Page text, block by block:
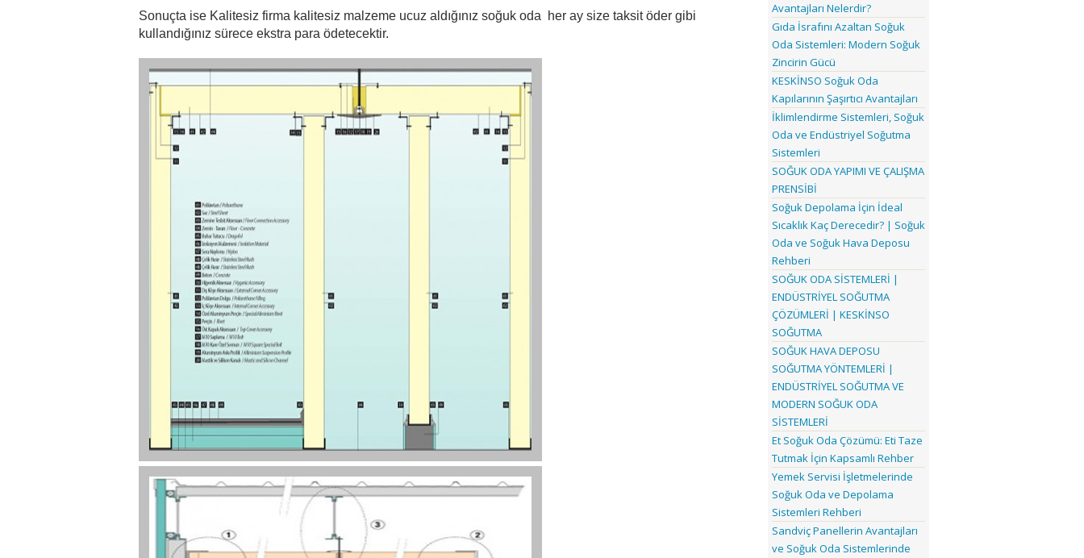
Sonuçta ise Kalitesiz firma kalitesiz malzeme ucuz aldığınız soğuk oda  her ay size taksit öder gibi
kullandığınız sürece ekstra para ödetecektir.
Avantajları Nelerdir?
Gıda İsrafını Azaltan Soğuk
Oda Sistemleri: Modern Soğuk
Zincirin Gücü
KESKİNSO Soğuk Oda
Kapılarının Şaşırtıcı Avantajları
İklimlendirme Sistemleri, Soğuk
Oda ve Endüstriyel Soğutma
Sistemleri
SOĞUK ODA YAPIMI VE ÇALIŞMA
PRENSİBİ
Soğuk Depolama İçin İdeal
Sıcaklık Kaç Derecedir? | Soğuk
Oda ve Soğuk Hava Deposu
Rehberi
SOĞUK ODA SİSTEMLERİ |
ENDÜSTRİYEL SOĞUTMA
ÇÖZÜMLERİ | KESKİNSO
SOĞUTMA
SOĞUK HAVA DEPOSU
SOĞUTMA YÖNTEMLERİ |
ENDÜSTRİYEL SOĞUTMA VE
MODERN SOĞUK ODA
SİSTEMLERİ
Et Soğuk Oda Çözümü: Eti Taze
Tutmak İçin Kapsamlı Rehber
Yemek Servisi İşletmelerinde
Soğuk Oda ve Depolama
Sistemleri Rehberi
Sandviç Panellerin Avantajları
ve Soğuk Oda Sistemlerinde